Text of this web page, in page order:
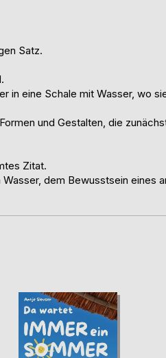
Satz.
in eine Schale mit Wasser, wo
und Gestalten, die
Zitat.
dem Bewusstsein eines